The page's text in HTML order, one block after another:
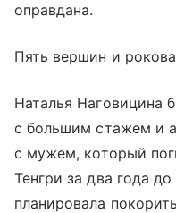
оправдана.
Пять вершин и
Наталья Наговицина
с большим стажем и
с мужем, который
Тенгри за два года
планировала